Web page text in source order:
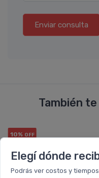
Elegí dónde
Podrás ver costos y
Enviar consulta
También
10% OFF